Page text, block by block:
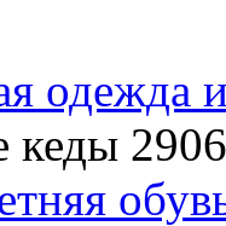
одежда
кеды